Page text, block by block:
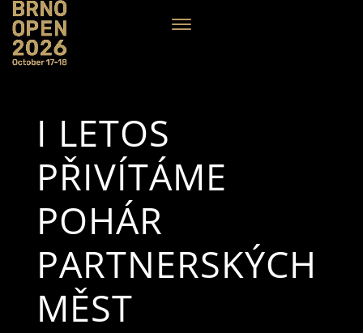
I LETOS
PŘIVÍTÁME
POHÁR
PARTNERSKÝCH
MĚST